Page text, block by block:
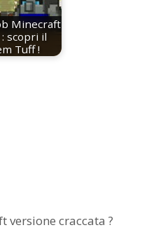
Minecraft
scopri il
Tuff !
versione craccata ?